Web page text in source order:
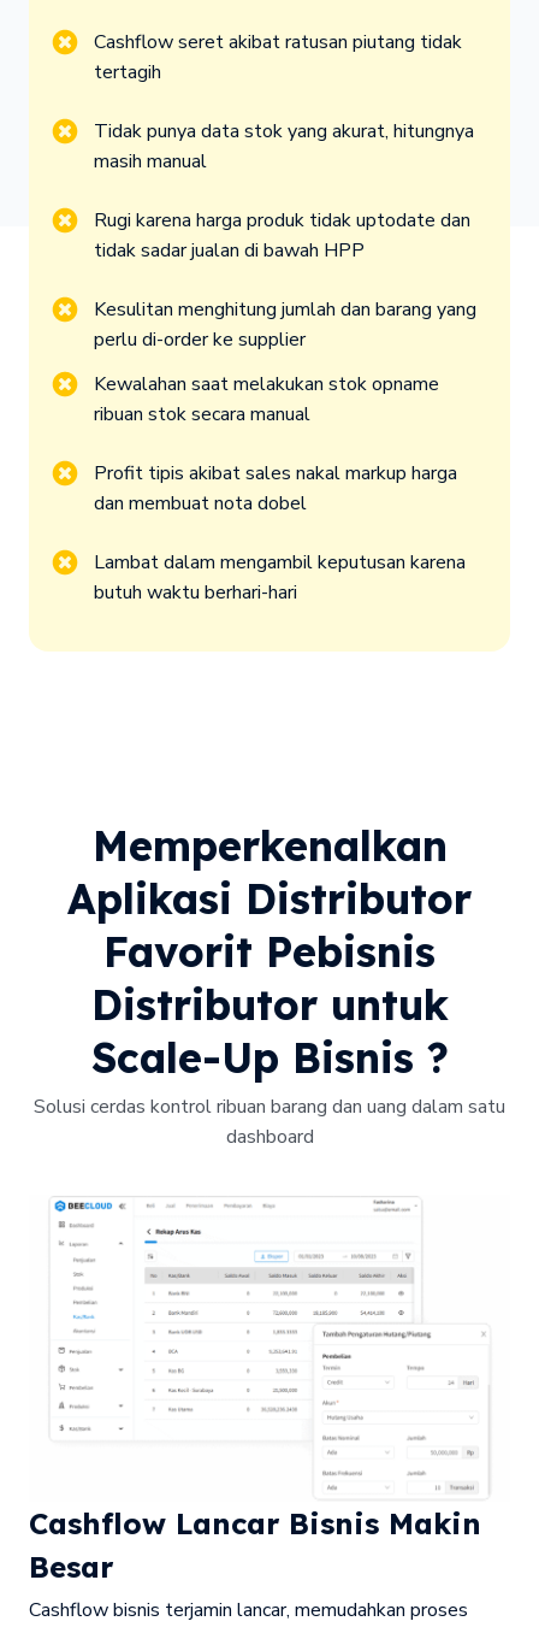
Cashflow seret akibat ratusan piutang tidak
tertagih
Tidak punya data stok yang akurat, hitungnya
masih manual
Rugi karena harga produk tidak uptodate dan
tidak sadar jualan di bawah HPP
Kesulitan menghitung jumlah dan barang yang
perlu di-order ke supplier
Kewalahan saat melakukan stok opname
ribuan stok secara manual
Profit tipis akibat sales nakal markup harga
dan membuat nota dobel
Lambat dalam mengambil keputusan karena
butuh waktu berhari-hari
Memperkenalkan
Aplikasi Distributor
Favorit Pebisnis
Distributor untuk
Scale-Up Bisnis ?
Solusi cerdas kontrol ribuan barang dan uang dalam satu
dashboard
Cashflow Lancar Bisnis Makin
Besar
Cashflow bisnis terjamin lancar, memudahkan proses